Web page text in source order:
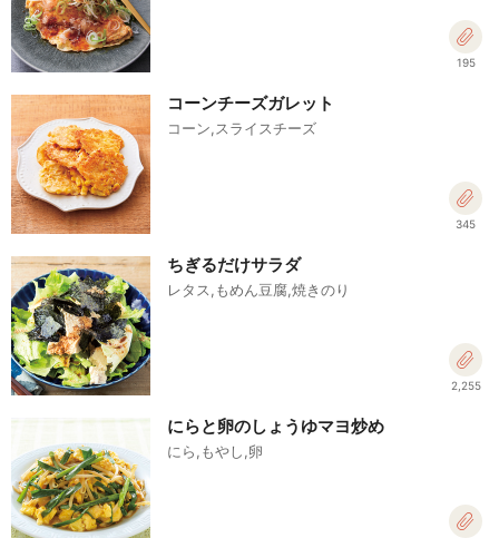
195
コーンチーズガレット
コーン,スライスチーズ
345
ちぎるだけサラダ
レタス,もめん豆腐,焼きのり
2,255
にらと卵のしょうゆマヨ炒め
にら,もやし,卵